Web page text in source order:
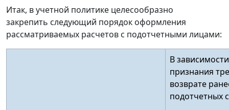
Итак, в учетной политике целесообразно
закрепить следующий порядок оформления
рассматриваемых расчетов с подотчетными лицами:
В
признания
возврате
подотчетных